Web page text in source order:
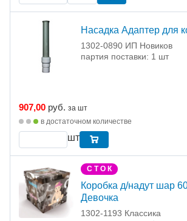
Насадка Адаптер для
1302-0890 ИП Новиков
партия поставки: 1 шт
907,00 руб. за шт
в достаточном количестве
шт
С Т О К
Коробка д/надут шар
Девочка
1302-1193 Классика